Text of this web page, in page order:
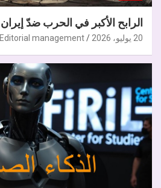
الرابح الأكبر في الحرب ضدّ إيران
20 يوليو، 2026 Editorial management